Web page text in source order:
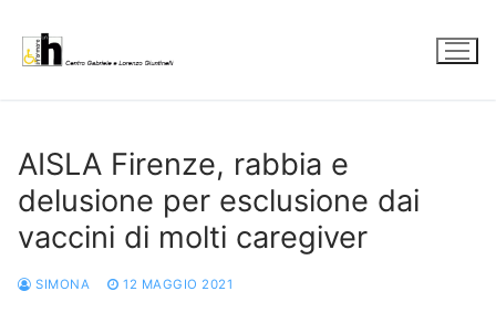
contenuto
AISLA Firenze, rabbia e
delusione per esclusione dai
vaccini di molti caregiver
SIMONA 12 MAGGIO 2021